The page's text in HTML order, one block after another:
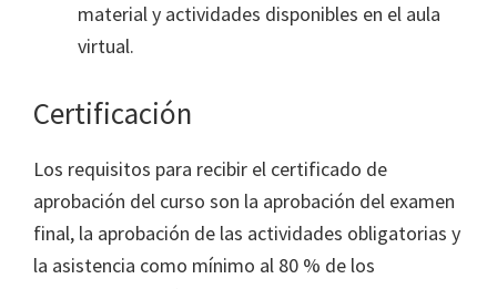
material y actividades disponibles en el aula
virtual.
Certificación
Los requisitos para recibir el certificado de
aprobación del curso son la aprobación del examen
final, la aprobación de las actividades obligatorias y
la asistencia como mínimo al 80 % de los